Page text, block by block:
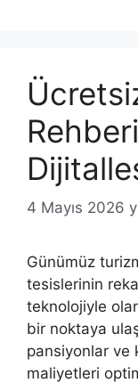
4 Mayıs 2026
Günümüz
tesislerinin
teknolojiyle
bir noktaya
pansiyonlar ve
maliyetleri